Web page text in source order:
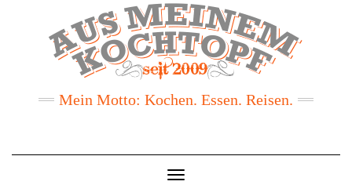
Mein Motto: Kochen. Essen. Reisen.
Toggle